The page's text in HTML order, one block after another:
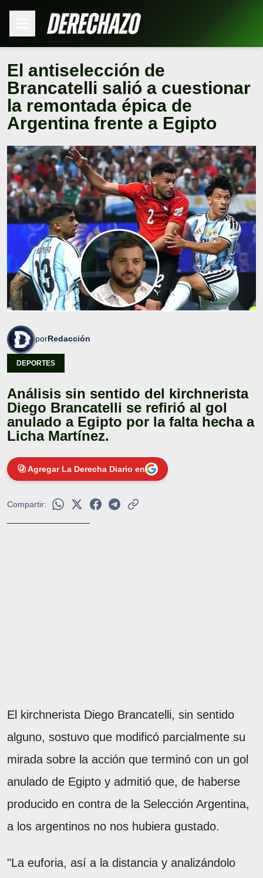
El antiselección de
Brancatelli salió a cuestionar
la remontada épica de
Argentina frente a Egipto
porRedacción
DEPORTES
Análisis sin sentido del kirchnerista
Diego Brancatelli se refirió al gol
anulado a Egipto por la falta hecha a
Licha Martínez.
Agregar La Derecha Diario en
Compartir:
El kirchnerista Diego Brancatelli, sin sentido
alguno, sostuvo que modificó parcialmente su
mirada sobre la acción que terminó con un gol
anulado de Egipto y admitió que, de haberse
producido en contra de la Selección Argentina,
a los argentinos no nos hubiera gustado.
"La euforia, así a la distancia y analizándolo